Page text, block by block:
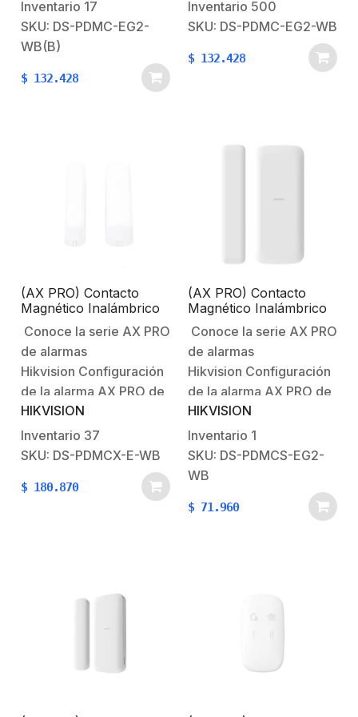
monitorear en
AXPRO Conoce la serie
Hikvision Consideraciones:Las
Inventario 17
SKU: DS-PDMC-EG2-
WB(B)
$ 132.428
monitorear en
AXPRO Conoce la serie
AX PRO de alarmas
sensores y el panel
Inventario 500
SKU: DS-PDMC-EG2-WB
$ 132.428
(AX PRO) Contacto
Magnético Inalámbrico
para Exterior
Conoce la serie AX PRO
de alarmas
Hikvision Configuración
de la alarma AX PRO de
HikvisionBienvenido al
futuro con AX PRO
HikvisionSistema
Intrusiones AX
indicador.Características
Eléctricas:Tamper:
frontal y tapa
Batería 3V…
HIKVISION
Inventario 37
SKU: DS-PDMCX-E-WB
$ 180.870
(AX PRO) Contacto
Magnético Inalámbrico
Slim / Uso en Interior /
LED Indicador / Tamper
Conoce la serie AX PRO
de alarmas
Hikvision Configuración
de la alarma AX PRO de
HikvisionBienvenido al
futuro con AX PRO
HikvisionSistema
Robusto contra
PRO Características
instalación discreta.Uso
Eléctricas:Tamper:
HIKVISION
Inventario 1
SKU: DS-PDMCS-EG2-
WB
$ 71.960